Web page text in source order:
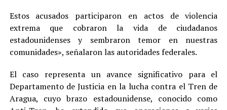
Estos acusados participaron en actos de violencia
extrema que cobraron la vida de ciudadanos
estadounidenses y sembraron temor en nuestras
comunidades», señalaron las autoridades federales.
El caso representa un avance significativo para el
Departamento de Justicia en la lucha contra el Tren de
Aragua, cuyo brazo estadounidense, conocido como